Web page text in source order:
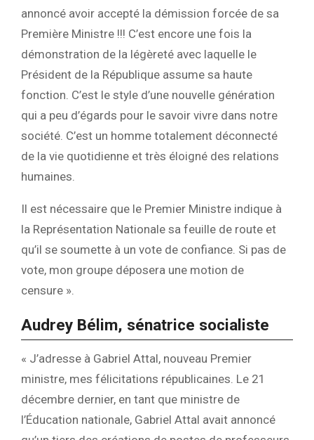
annoncé avoir accepté la démission forcée de sa
Première Ministre !!! C’est encore une fois la
démonstration de la légèreté avec laquelle le
Président de la République assume sa haute
fonction. C’est le style d’une nouvelle génération
qui a peu d’égards pour le savoir vivre dans notre
société. C’est un homme totalement déconnecté
de la vie quotidienne et très éloigné des relations
humaines.
Il est nécessaire que le Premier Ministre indique à
la Représentation Nationale sa feuille de route et
qu’il se soumette à un vote de confiance. Si pas de
vote, mon groupe déposera une motion de
censure ».
Audrey Bélim, sénatrice socialiste
« J’adresse à Gabriel Attal, nouveau Premier
ministre, mes félicitations républicaines. Le 21
décembre dernier, en tant que ministre de
l’Éducation nationale, Gabriel Attal avait annoncé